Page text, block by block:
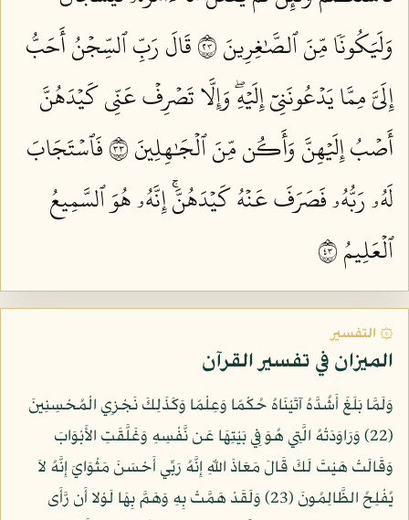
وَلَيَكُونٗا مِّنَ ٱلصَّٰغِرِينَ ٣٢
قَالَ رَبِّ ٱلسِّجۡنُ أَحَبُّ
إِلَيَّ مِمَّا يَدۡعُونَنِيٓ إِلَيۡهِۖ وَإِلَّا تَصۡرِفۡ عَنِّي كَيۡدَهُنَّ
أَصۡبُ إِلَيۡهِنَّ وَأَكُن مِّنَ ٱلۡجَٰهِلِينَ ٣٣
فَٱسۡتَجَابَ
لَهُۥ رَبُّهُۥ فَصَرَفَ عَنۡهُ كَيۡدَهُنَّۚ إِنَّهُۥ هُوَ ٱلسَّمِيعُ
ٱلۡعَلِيمُ ٣٤
۞ التفسير
الميزان في تفسير القرآن
وَلَمَّا بَلَغَ أَشُدَّهُ آتَيْنَاهُ حُكْمًا وَعِلْمًا وَكَذَلِكَ نَجْزِي الْمُحْسِنِينَ
(22) وَرَاوَدَتْهُ الَّتِي هُوَ فِي بَيْتِهَا عَن نَّفْسِهِ وَغَلَّقَتِ الأَبْوَابَ
وَقَالَتْ هَيْتَ لَكَ قَالَ مَعَاذَ اللّهِ إِنَّهُ رَبِّي أَحْسَنَ مَثْوَايَ إِنَّهُ لاَ
يُفْلِحُ الظَّالِمُونَ (23) وَلَقَدْ هَمَّتْ بِهِ وَهَمَّ بِهَا لَوْلا أَن رَّأَى